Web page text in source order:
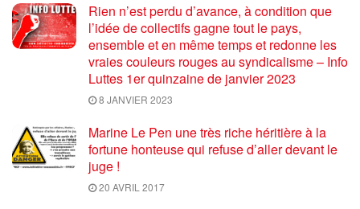
Rien n’est perdu d’avance, à condition que
l’idée de collectifs gagne tout le pays,
ensemble et en même temps et redonne les
vraies couleurs rouges au syndicalisme – Info
Luttes 1er quinzaine de janvier 2023
8 JANVIER 2023
Marine Le Pen une très riche héritière à la
fortune honteuse qui refuse d’aller devant le
juge !
20 AVRIL 2017